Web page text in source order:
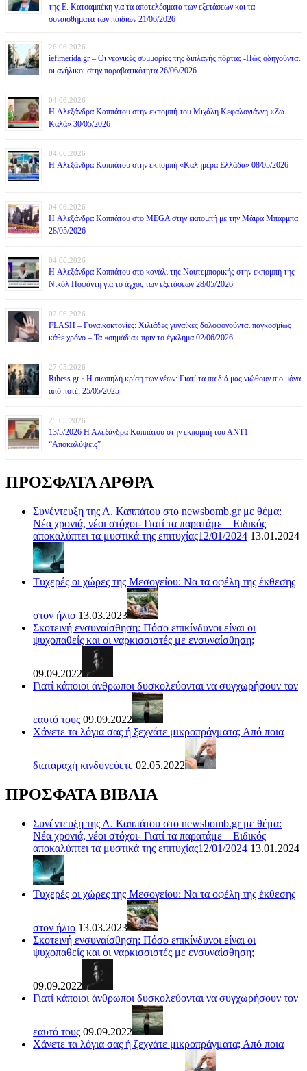
της Ε. Κατσαμπέκη για τα αποτελέσματα των εξετάσεων και τα
συναισθήματα των παιδιών 21/06/2026
26.06.2026
iefimerida.gr – Οι νεανικές συμμορίες της διπλανής πόρτας -Πώς οδηγούνται
οι ανήλικοι στην παραβατικότητα 26/06/2026
04.06.2026
H Αλεξάνδρα Καππάτου στην εκπομπή του Μιχάλη Κεφαλογιάννη «Ζω
Καλά» 30/05/2026
04.06.2026
H Αλεξάνδρα Καππάτου στην εκπομπή «Καλημέρα Ελλάδα» 08/05/2026
04.06.2026
H Αλεξάνδρα Καππάτου στο MEGA στην εκπομπή με την Μάιρα Mπάρμπα
28/05/2026
04.06.2026
H Αλεξάνδρα Καππάτου στο κανάλι της Ναυτεμπορικής στην εκπομπή της
Νικόλ Ποφάντη για το άγχος των εξετάσεων 28/05/2026
02.06.2026
FLASH – Γυναικοκτονίες: Χιλιάδες γυναίκες δολοφονούνται παγκοσμίως
κάθε χρόνο – Τα «σημάδια» πριν το έγκλημα 02/06/2026
27.05.2026
Rthess.gr · Η σιωπηλή κρίση των νέων: Γιατί τα παιδιά μας νιώθουν πιο μόνα
από ποτέ; 25/05/2025
25.05.2026
13/5/2026 Η Αλεξάνδρα Καππάτου στην εκπομπή του ΑΝΤ1
“Αποκαλύψεις”
ΠΡΟΣΦΑΤΑ ΑΡΘΡΑ
Συνέντευξη της Α. Καππάτου στο newsbomb.gr με θέμα:
Νέα χρονιά, νέοι στόχοι- Γιατί τα παρατάμε – Ειδικός
αποκαλύπτει τα μυστικά της επιτυχίας12/01/2024 13.01.2024
Τυχερές οι χώρες της Μεσογείου: Να τα οφέλη της έκθεσης
στον ήλιο 13.03.2023
Σκοτεινή ενσυναίσθηση: Πόσο επικίνδυνοι είναι οι
ψυχοπαθείς και οι ναρκισσιστές με ενσυναίσθηση;
09.09.2022
Γιατί κάποιοι άνθρωποι δυσκολεύονται να συγχωρήσουν τον
εαυτό τους 09.09.2022
Χάνετε τα λόγια σας ή ξεχνάτε μικροπράγματα; Από ποια
διαταραχή κινδυνεύετε 02.05.2022
ΠΡΟΣΦΑΤΑ ΒΙΒΛΙΑ
Συνέντευξη της Α. Καππάτου στο newsbomb.gr με θέμα:
Νέα χρονιά, νέοι στόχοι- Γιατί τα παρατάμε – Ειδικός
αποκαλύπτει τα μυστικά της επιτυχίας12/01/2024 13.01.2024
Τυχερές οι χώρες της Μεσογείου: Να τα οφέλη της έκθεσης
στον ήλιο 13.03.2023
Σκοτεινή ενσυναίσθηση: Πόσο επικίνδυνοι είναι οι
ψυχοπαθείς και οι ναρκισσιστές με ενσυναίσθηση;
09.09.2022
Γιατί κάποιοι άνθρωποι δυσκολεύονται να συγχωρήσουν τον
εαυτό τους 09.09.2022
Χάνετε τα λόγια σας ή ξεχνάτε μικροπράγματα; Από ποια